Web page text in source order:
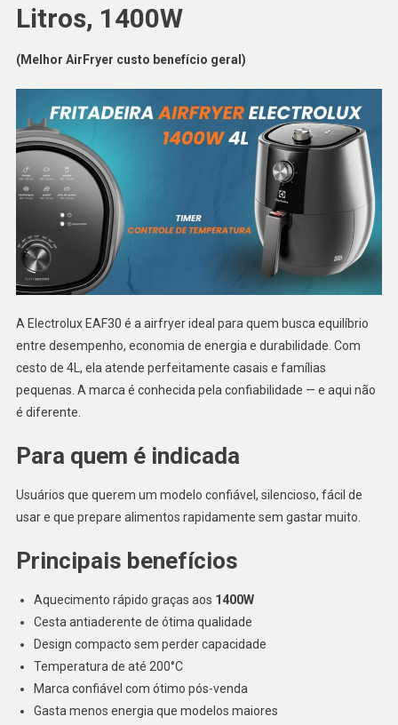
Litros, 1400W
(Melhor AirFryer custo benefício geral)
A Electrolux EAF30 é a airfryer ideal para quem busca equilíbrio
entre desempenho, economia de energia e durabilidade. Com
cesto de 4L, ela atende perfeitamente casais e famílias
pequenas. A marca é conhecida pela confiabilidade — e aqui não
é diferente.
Para quem é indicada
Usuários que querem um modelo confiável, silencioso, fácil de
usar e que prepare alimentos rapidamente sem gastar muito.
Principais benefícios
Aquecimento rápido graças aos 1400W
Cesta antiaderente de ótima qualidade
Design compacto sem perder capacidade
Temperatura de até 200°C
Marca confiável com ótimo pós-venda
Gasta menos energia que modelos maiores